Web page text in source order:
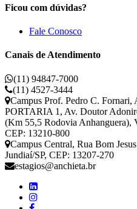
Ficou com dúvidas?
Fale Conosco
Canais de Atendimento
(11) 94847-7000
(11) 4527-3444
Campus Prof. Pedro C.
PORTARIA 1, Av. Doutor
(Km 55,5 Rodovia Anhanguera),
CEP: 13210-800
Campus Central, Rua Bom
Jundiaí/SP, CEP: 13207-270
estagios@anchieta.br